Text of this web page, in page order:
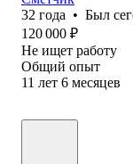
32 года • Был
120 000 ₽
Не ищет работу
Общий опыт
11 лет 6 месяцев